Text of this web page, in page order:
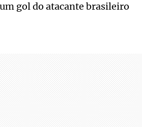
gol do atacante brasileiro